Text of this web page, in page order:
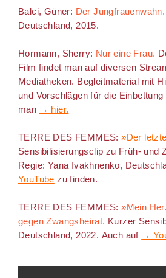
Balci, Güner: Der Jungfrauenwahn.
Deutschland, 2015.
Hormann, Sherry: Nur eine Frau.
Film findet man auf diversen
Mediatheken. Begleitmaterial mit
und Vorschlägen für die
man → hier.
TERRE DES FEMMES:»Der
Sensibilisierungsclip zu Früh- und
Regie: Yana Ivakhnenko,
YouTube zu finden.
TERRE DES FEMMES:»Mein
gegen Zwangsheirat. Kurzer
Deutschland, 2022. Auch auf →